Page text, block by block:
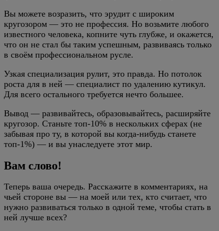
Вы можете возразить, что эрудит с широким
кругозором — это не профессия. Но возьмите любого
известного человека, копните чуть глубже, и окажется,
что он не стал бы таким успешным, развиваясь только
в своём профессиональном русле.
Узкая специализация рулит, это правда. Но потолок
роста для в ней — специалист по удалению кутикул.
Для всего остального требуется нечто большее.
Вывод — развивайтесь, образовывайтесь, расширяйте
кругозор. Станьте топ-10% в нескольких сферах (не
забывая про ту, в которой вы когда-нибудь станете
топ-1%) — и вы унаследуете этот мир.
Вам слово!
Теперь ваша очередь. Расскажите в комментариях, на
чьей стороне вы — на моей или тех, кто считает, что
нужно развиваться только в одной теме, чтобы стать в
ней лучше всех?